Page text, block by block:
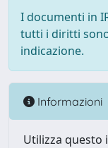
I documenti in
tutti i diritti
indicazione.
Informazioni
Utilizza questo